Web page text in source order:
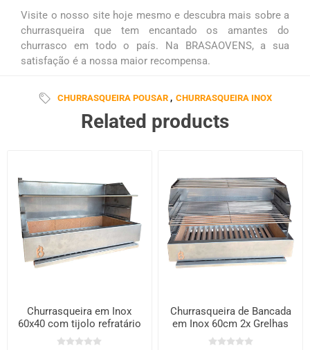
Visite o nosso site hoje mesmo e descubra mais sobre a
churrasqueira que tem encantado os amantes do
churrasco em todo o país. Na BRASAOVENS, a sua
satisfação é a nossa maior recompensa.
CHURRASQUEIRA POUSAR , CHURRASQUEIRA INOX
Related products
Churrasqueira em Inox
60x40 com tijolo refratário
Churrasqueira de Bancada
em Inox 60cm 2x Grelhas